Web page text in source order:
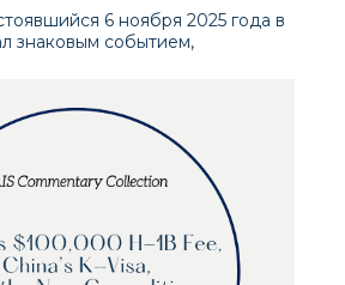
6 ноября 2025 года в
знаковым событием,
республиками.
десятой годовщине создания
прошедший на
в Белом доме